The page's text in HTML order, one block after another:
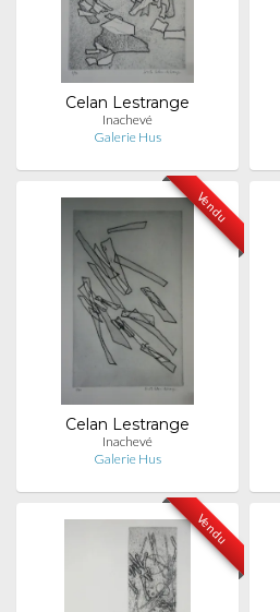
Celan Lestrange
Inachevé
Galerie Hus
Vendu
Celan Lestrange
Inachevé
Galerie Hus
Vendu